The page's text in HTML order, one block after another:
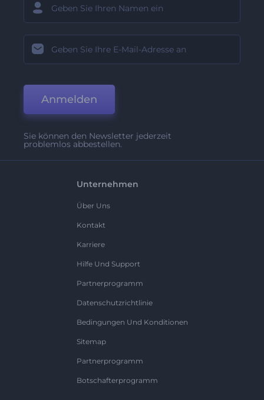
Anmelden
Sie können den Newsletter jederzeit
problemlos abbestellen.
Unternehmen
Über Uns
Kontakt
Karriere
Hilfe Und Support
Partnerprogramm
Datenschutzrichtlinie
Bedingungen Und Konditionen
Sitemap
Partnerprogramm
Botschafterprogramm